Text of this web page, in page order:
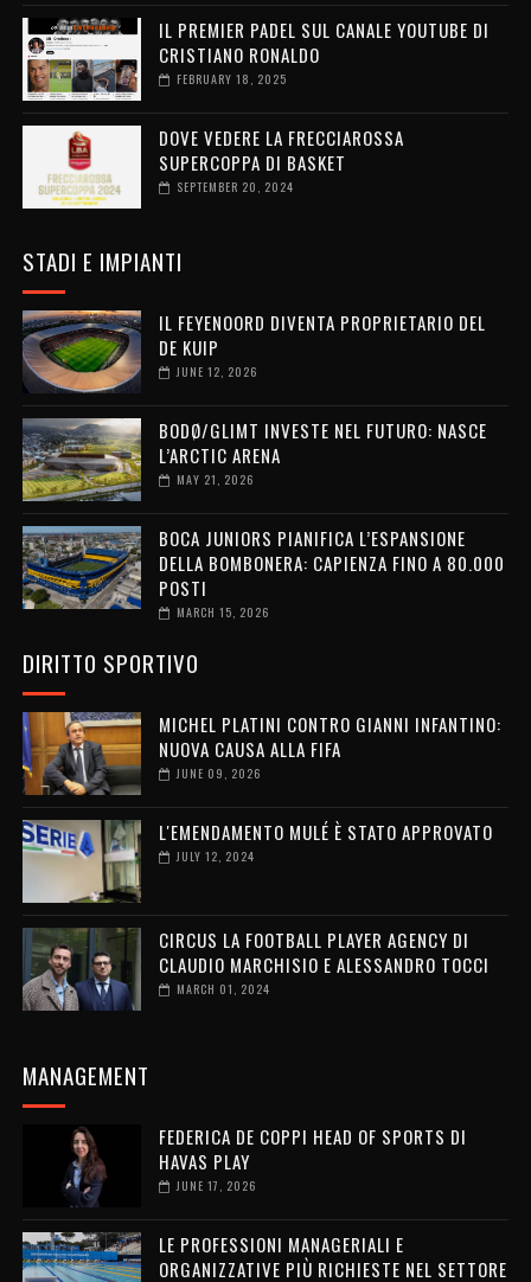
IL PREMIER PADEL SUL CANALE YOUTUBE DI
CRISTIANO RONALDO
FEBRUARY 18, 2025
DOVE VEDERE LA FRECCIAROSSA
SUPERCOPPA DI BASKET
SEPTEMBER 20, 2024
STADI E IMPIANTI
IL FEYENOORD DIVENTA PROPRIETARIO DEL
DE KUIP
JUNE 12, 2026
BODØ/GLIMT INVESTE NEL FUTURO: NASCE
L’ARCTIC ARENA
MAY 21, 2026
BOCA JUNIORS PIANIFICA L’ESPANSIONE
DELLA BOMBONERA: CAPIENZA FINO A 80.000
POSTI
MARCH 15, 2026
DIRITTO SPORTIVO
MICHEL PLATINI CONTRO GIANNI INFANTINO:
NUOVA CAUSA ALLA FIFA
JUNE 09, 2026
L'EMENDAMENTO MULÉ È STATO APPROVATO
JULY 12, 2024
CIRCUS LA FOOTBALL PLAYER AGENCY DI
CLAUDIO MARCHISIO E ALESSANDRO TOCCI
MARCH 01, 2024
MANAGEMENT
FEDERICA DE COPPI HEAD OF SPORTS DI
HAVAS PLAY
JUNE 17, 2026
LE PROFESSIONI MANAGERIALI E
ORGANIZZATIVE PIÙ RICHIESTE NEL SETTORE